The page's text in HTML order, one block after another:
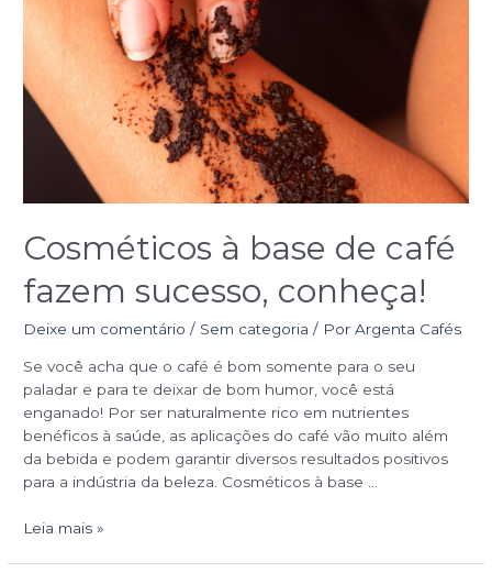
Cosméticos à base de café
fazem sucesso, conheça!
Deixe um comentário / Sem categoria / PorArgenta Cafés
Se você acha que o café é bom somente para o seu
paladar e para te deixar de bom humor, você está
enganado! Por ser naturalmente rico em nutrientes
benéficos à saúde, as aplicações do café vão muito além
da bebida e podem garantir diversos resultados positivos
para a indústria da beleza. Cosméticos à base …
à
base
café
fazem
sucesso,
conheça!
Leia mais »